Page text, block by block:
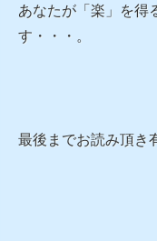
あなたが「楽」を得
す・・・。
最後までお読み頂き